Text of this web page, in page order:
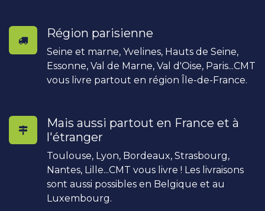
Région parisienne
Seine et marne, Yvelines, Hauts de Seine,
Essonne, Val de Marne, Val d'Oise, Paris...CMT
vous livre partout en région Île-de-France.
Mais aussi partout en France et à
l'étranger
Toulouse, Lyon, Bordeaux, Strasbourg,
Nantes, Lille...CMT vous livre ! Les livraisons
sont aussi possibles en Belgique et au
Luxembourg.